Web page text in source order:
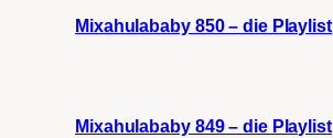
Mixahulababy 850 – die Playlist
Mixahulababy 849 – die Playlist